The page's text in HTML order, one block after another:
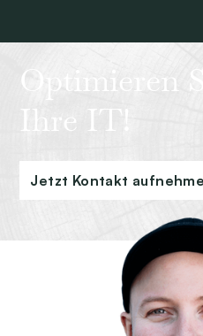
Optimieren
Ihre IT!
Jetzt Kontakt